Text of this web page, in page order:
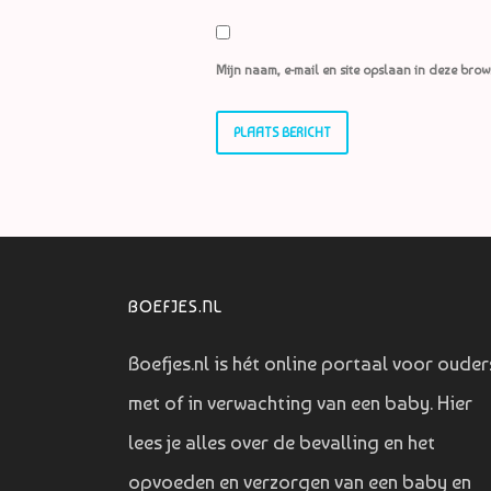
Mijn naam, e-mail en site opslaan in deze
BOEFJES.NL
Boefjes.nl is hét online portaal voor
met of in verwachting van een baby. Hier
lees je alles over de bevalling en het
opvoeden en verzorgen van een baby en